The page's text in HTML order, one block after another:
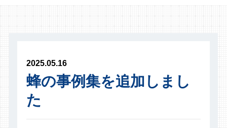
2025.05.16
蜂の事例集を追加しまし
た